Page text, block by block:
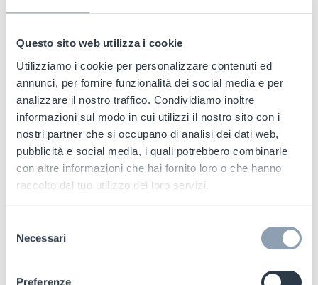
Questo sito web utilizza i cookie
Utilizziamo i cookie per personalizzare contenuti ed
annunci, per fornire funzionalità dei social media e per
analizzare il nostro traffico. Condividiamo inoltre
informazioni sul modo in cui utilizzi il nostro sito con i
nostri partner che si occupano di analisi dei dati web,
pubblicità e social media, i quali potrebbero combinarle
con altre informazioni che hai fornito loro o che hanno
raccolto dal tuo utilizzo dei loro servizi.
delNecessari
Preferenze